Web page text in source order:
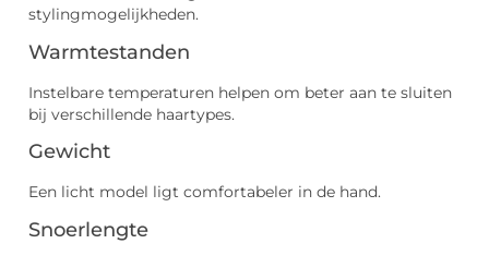
stylingmogelijkheden.
Warmtestanden
Instelbare temperaturen helpen om beter aan te sluiten
bij verschillende haartypes.
Gewicht
Een licht model ligt comfortabeler in de hand.
Snoerlengte